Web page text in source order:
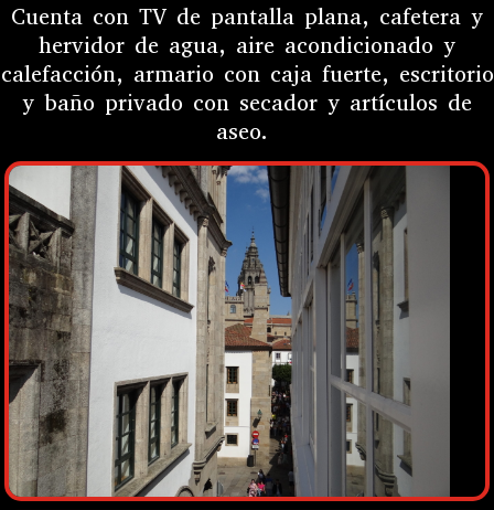
Cuenta con TV de pantalla plana, cafetera y
hervidor de agua, aire acondicionado y
calefacción, armario con caja fuerte, escritorio
y baño privado con secador y artículos de
aseo.